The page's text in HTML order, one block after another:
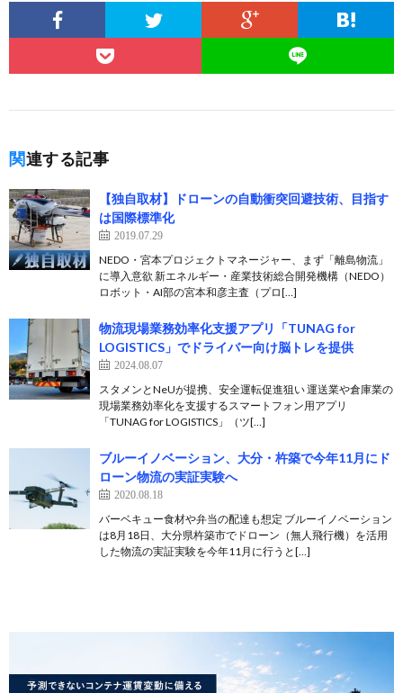
関連する記事
【独自取材】ドローンの自動衝突回避技術、目指す
は国際標準化
2019.07.29
NEDO・宮本プロジェクトマネージャー、まず「離島物流」
に導入意欲 新エネルギー・産業技術総合開発機構（NEDO）
ロボット・AI部の宮本和彦主査（プロ[…]
物流現場業務効率化支援アプリ「TUNAG for
LOGISTICS」でドライバー向け脳トレを提供
2024.08.07
スタメンとNeUが提携、安全運転促進狙い 運送業や倉庫業の
現場業務効率化を支援するスマートフォン用アプリ
「TUNAG for LOGISTICS」（ツ[…]
ブルーイノベーション、大分・杵築で今年11月にド
ローン物流の実証実験へ
2020.08.18
バーベキュー食材や弁当の配達も想定 ブルーイノベーション
は8月18日、大分県杵築市でドローン（無人飛行機）を活用
した物流の実証実験を今年11月に行うと[…]